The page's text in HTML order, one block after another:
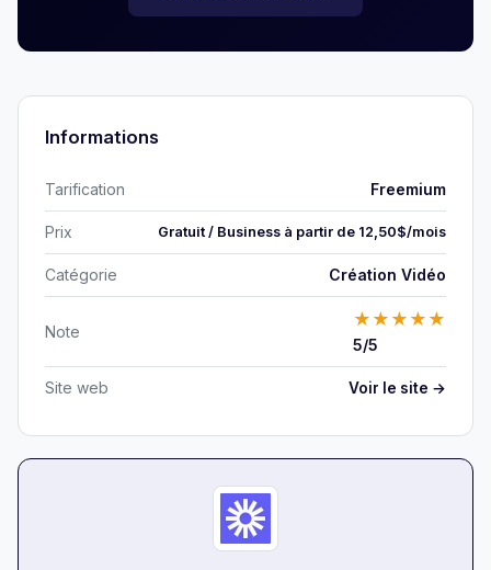
Informations
Tarification Freemium
Prix Gratuit / Business à partir de 12,50$/mois
Catégorie Création Vidéo
Note
★ ★ ★ ★ ★
5/5
Site web Voir le site →